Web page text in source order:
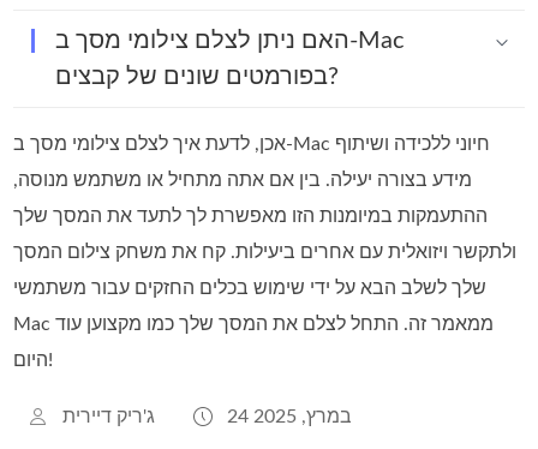
האם ניתן לצלם צילומי מסך ב-Mac
בפורמטים שונים של קבצים?
אכן, לדעת איך לצלם צילומי מסך ב-Mac חיוני ללכידה ושיתוף
מידע בצורה יעילה. בין אם אתה מתחיל או משתמש מנוסה,
ההתעמקות במיומנות הזו מאפשרת לך לתעד את המסך שלך
ולתקשר ויזואלית עם אחרים ביעילות. קח את משחק צילום המסך
שלך לשלב הבא על ידי שימוש בכלים החזקים עבור משתמשי
Mac ממאמר זה. התחל לצלם את המסך שלך כמו מקצוען עוד
היום!
ג'ריק דיירית 24 במרץ, 2025